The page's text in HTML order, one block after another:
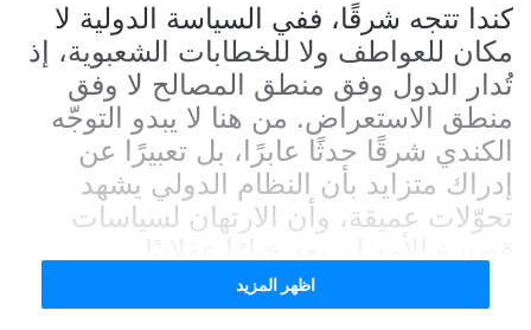
كندا تتجه شرقًا، ففي السياسة الدولية لا
مكان للعواطف ولا للخطابات الشعبوية، إذ
تُدار الدول وفق منطق المصالح لا وفق
منطق الاستعراض. من هنا لا يبدو التوجّه
الكندي شرقًا حدثًا عابرًا، بل تعبيرًا عن
إدراك متزايد بأن النظام الدولي يشهد
تحوّلات عميقة، وأن الارتهان لسياسات
في المقابل، يواصل الرئيس الأميركي
اظهر المزيد